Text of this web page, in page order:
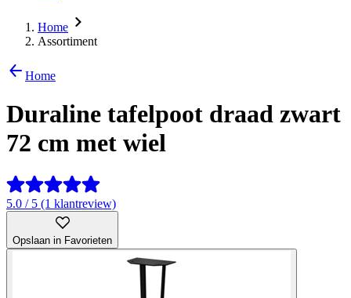
Home
Assortiment
Home
Duraline tafelpoot draad zwart
72 cm met wiel
5.0 / 5 (1 klantreview)
Opslaan in Favorieten